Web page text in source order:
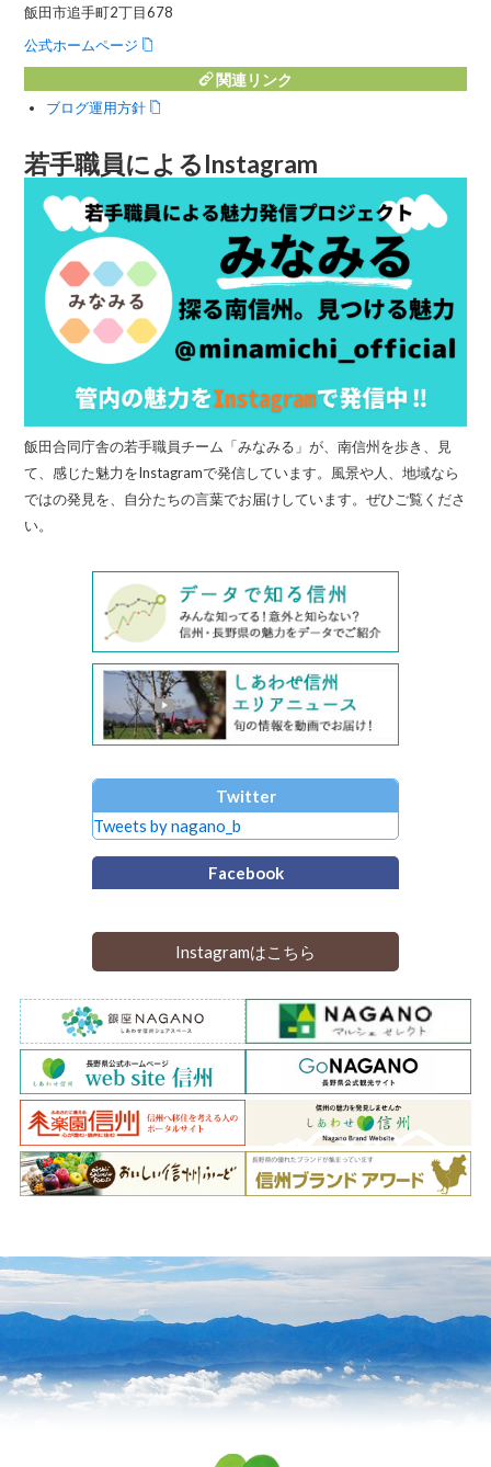
飯田市追手町2丁目678
公式ホームページ
関連リンク
ブログ運用方針
若手職員によるInstagram
飯田合同庁舎の若手職員チーム「みなみる」が、南信州を歩き、見
て、感じた魅力をInstagramで発信しています。風景や人、地域なら
ではの発見を、自分たちの言葉でお届けしています。ぜひご覧くださ
い。
Twitter
Tweets by nagano_b
Facebook
Instagramはこちら